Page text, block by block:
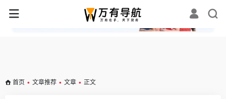
✕
首页 • 文章推荐 • 文章 • 正文